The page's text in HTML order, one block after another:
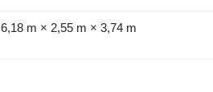
6,18 m × 2,55 m × 3,74 m